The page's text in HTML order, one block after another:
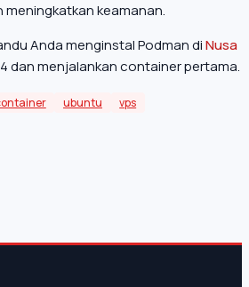
keamanan.
Anda menginstal Podman diNusa
dan menjalankan container pertama.
ubuntu vps